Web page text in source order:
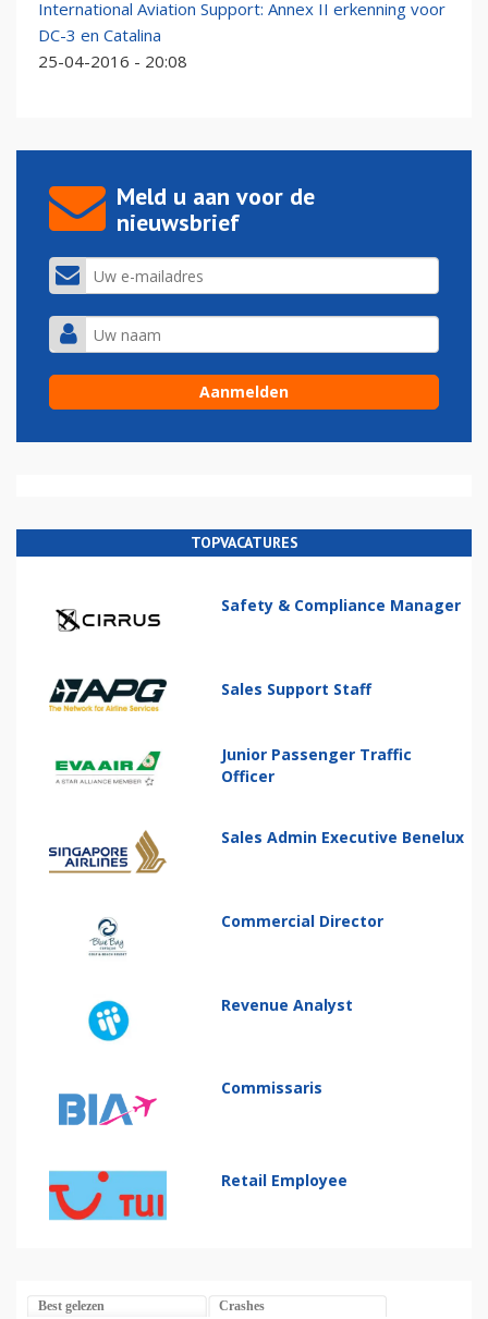
International Aviation Support: Annex II erkenning voor
DC-3 en Catalina
25-04-2016 - 20:08
Meld u aan voor de
nieuwsbrief
TOPVACATURES
Safety & Compliance Manager
Sales Support Staff
Junior Passenger Traffic
Officer
Sales Admin Executive Benelux
Commercial Director
Revenue Analyst
Commissaris
Retail Employee
Best gelezen Crashes